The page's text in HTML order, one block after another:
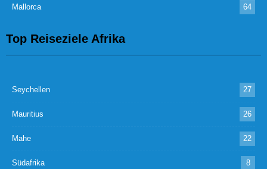
Mallorca 64
Top Reiseziele Afrika
Seychellen 27
Mauritius 26
Mahe 22
Südafrika 8